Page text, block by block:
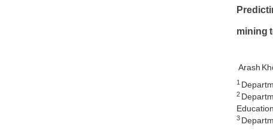
mining
Arash
1
2
3